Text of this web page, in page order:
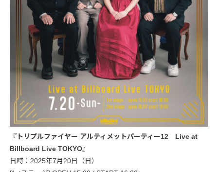
『トリプルファイヤー アルティメットパーティー12 Live at
Billboard Live TOKYO』
日時：2025年7月20日（日）